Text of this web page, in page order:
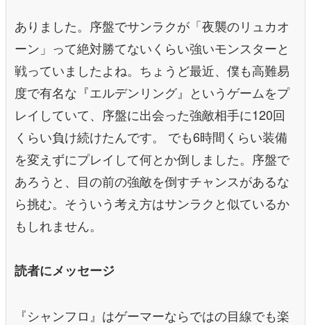
ありました。序盤でサンラクが「夜襲のリュカオ
ーン」って絶対勝てないくらい強いモンスターと
戦っていましたよね。ちょうど最近、僕も高難易
度で有名な『エルデンリング』というゲームをプ
レイしていて、序盤に出会った強敵相手に120回
くらい負け続けたんです。 でも6時間くらい装備
を変えずにプレイして何とか倒しました。序盤で
あろうと、目の前の強敵を倒すチャンスがあるな
ら挑む。そういう考え方はサンラクと似ているか
もしれません。
読者にメッセージ
『シャンフロ』はゲーマーならではの目線でも楽